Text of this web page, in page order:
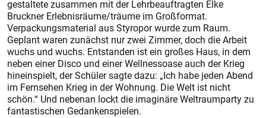
gestaltete zusammen mit der Lehrbeauftragten Elke
Bruckner Erlebnisräume/träume im Großformat.
Verpackungsmaterial aus Styropor wurde zum Raum.
Geplant waren zunächst nur zwei Zimmer, doch die Arbeit
wuchs und wuchs. Entstanden ist ein großes Haus, in dem
neben einer Disco und einer Wellnessoase auch der Krieg
hineinspielt, der Schüler sagte dazu: „Ich habe jeden Abend
im Fernsehen Krieg in der Wohnung. Die Welt ist nicht
schön.“ Und nebenan lockt die imaginäre Weltraumparty zu
fantastischen Gedankenspielen.